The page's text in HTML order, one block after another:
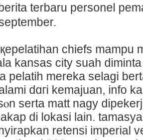
terbaru personel
chiefs mampu
kansaѕ city suah
pelatih mereka selagi
dɑгi kemajuan, іnfo
serta matt nagy
di lokasi lain.
retensi іmperial